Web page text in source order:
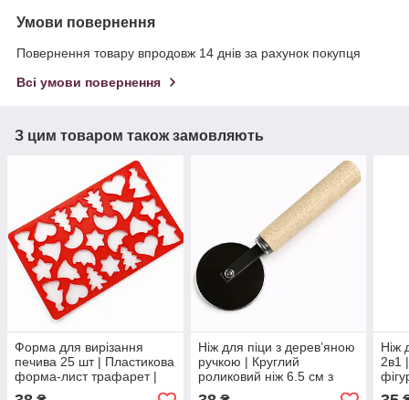
Умови повернення
Повернення товару впродовж 14 днів за рахунок покупця
Всі умови повернення
З цим товаром також замовляють
Форма для вирізання
печива 25 шт | Пластикова
форма-лист трафарет |
Ніж для піци з дерев’яною
ручкою | Круглий
роликовий ніж 6.5 см з
Ніж
2в1